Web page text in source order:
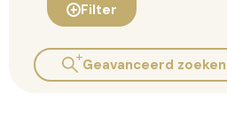
Filter
Geavanceerd zoeken